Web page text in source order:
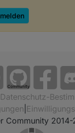
Community
Datenschutz-
Community 2014-